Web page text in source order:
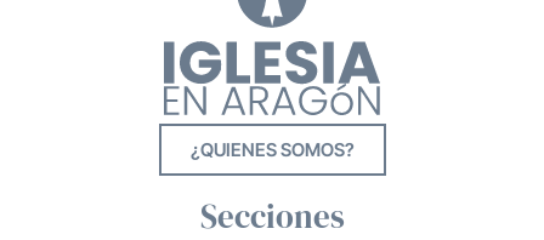
¿QUIENES SOMOS?
Secciones